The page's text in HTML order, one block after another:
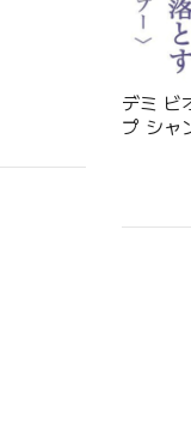
デミ ビ
プ シャ